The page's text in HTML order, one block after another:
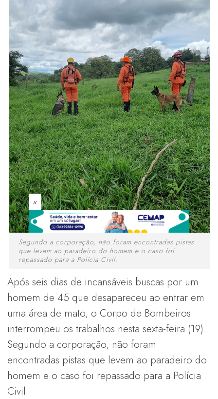
×
Segundo a corporação, não foram encontradas pistas
que levem ao paradeiro do homem e o caso foi
repassado para a Polícia Civil.
Após seis dias de incansáveis buscas por um
homem de 45 que desapareceu ao entrar em
uma área de mato, o Corpo de Bombeiros
interrompeu os trabalhos nesta sexta-feira (19).
Segundo a corporação, não foram
encontradas pistas que levem ao paradeiro do
homem e o caso foi repassado para a Polícia
Civil.